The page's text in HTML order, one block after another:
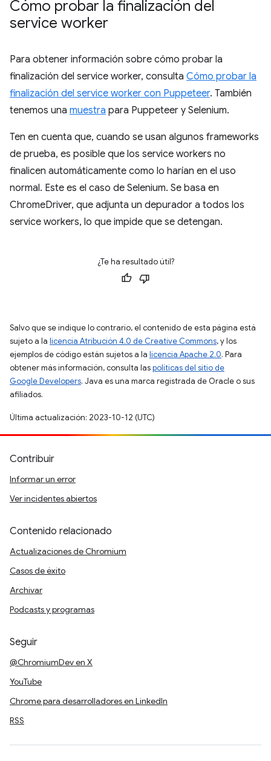
Cómo probar la finalización del
service worker
Para obtener información sobre cómo probar la
finalización del service worker, consulta Cómo probar la
finalización del service worker con Puppeteer. También
tenemos una muestra para Puppeteer y Selenium.
Ten en cuenta que, cuando se usan algunos frameworks
de prueba, es posible que los service workers no
finalicen automáticamente como lo harían en el uso
normal. Este es el caso de Selenium. Se basa en
ChromeDriver, que adjunta un depurador a todos los
service workers, lo que impide que se detengan.
¿Te ha resultado útil?
Salvo que se indique lo contrario, el contenido de esta página está
sujeto a la licencia Atribución 4.0 de Creative Commons, y los
ejemplos de código están sujetos a la licencia Apache 2.0. Para
obtener más información, consulta laspolíticas del sitio de
Google Developers. Java es una marca registrada de Oracle o sus
afiliados.
Última actualización: 2023-10-12 (UTC)
Contribuir
Informar un error
Ver incidentes abiertos
Contenido relacionado
Actualizaciones de Chromium
Casos de éxito
Archivar
Podcasts y programas
Seguir
@ChromiumDev en X
YouTube
Chrome para desarrolladores en LinkedIn
RSS